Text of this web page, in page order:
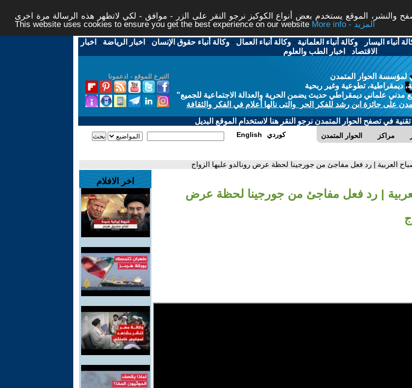
والنشر، الموقع يستخدم بعض أنواع الكوكيز نرجو النقر على الزر - موافق - لكي لاتظهر هذه الرسالة مرة اخرى -
This website uses cookies to ensure you get the best experience on our website
More info - المزيد
أنباء اليسار -وكالة أنباء العلمانية -وكالة أنباء العمال -وكالة أنباء حقوق الإنسان - اخبار الرياضة - اخبار
الاقتصاد - اخبار الطب والعلوم
التبرع للموقع - ادعمونا
لمؤسسة الحوار المتمدن
ديمقراطية، تطوعية وغير ربحية
علماني ديمقراطي حديث يضمن الحرية والعدالة الاجتماعية للجميع"
على جائزة ابن رشد للفكر الحر والتى نالها أعلام في الفكر والثقافة
في تصفح الحوار المتمدن نرجو النقر هنا لاستخدام الموقع البديل
الحوار المتمدن مراكز English كوردي
العربية | رد فعل مفاجئ من جورجينا لحظة عرض رونالدو عليها الزواج
| رد فعل مفاجئ من جورجينا لحظة عرض
اخر الافلام